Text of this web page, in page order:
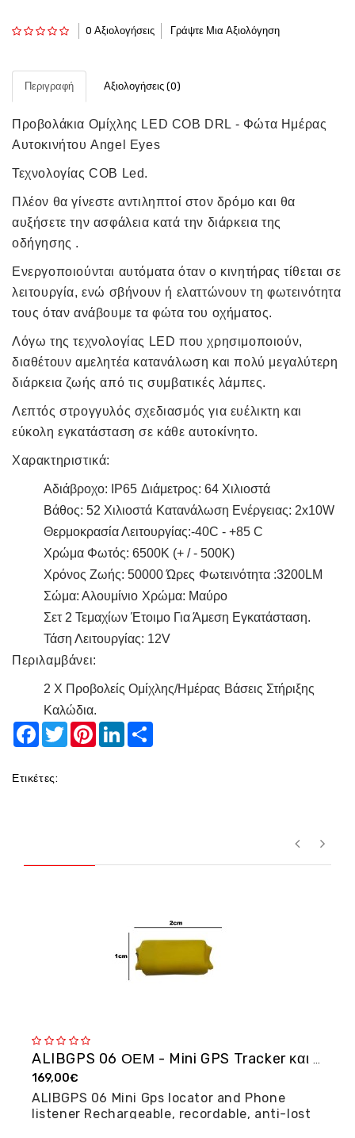
0 Αξιολογήσεις Γράψτε Μια Αξιολόγηση
Περιγραφή Αξιολογήσεις (0)
Προβολάκια Ομίχλης LED COB DRL - Φώτα Ημέρας
Αυτοκινήτου Angel Eyes
Τεχνολογίας COB Led.
Πλέον θα γίνεστε αντιληπτοί στον δρόμο και θα
αυξήσετε την ασφάλεια κατά την διάρκεια της
οδήγησης .
Ενεργοποιούνται αυτόματα όταν ο κινητήρας τίθεται σε
λειτουργία, ενώ σβήνουν ή ελαττώνουν τη φωτεινότητα
τους όταν ανάβουμε τα φώτα του οχήματος.
Λόγω της τεχνολογίας LED που χρησιμοποιούν,
διαθέτουν αμελητέα κατανάλωση και πολύ μεγαλύτερη
διάρκεια ζωής από τις συμβατικές λάμπες.
Λεπτός στρογγυλός σχεδιασμός για ευέλικτη και
εύκολη εγκατάσταση σε κάθε αυτοκίνητο.
Χαρακτηριστικά:
Αδιάβροχο: IP65 Διάμετρος: 64 Χιλιοστά
Βάθος: 52 Χιλιοστά Κατανάλωση Ενέργειας: 2x10W
Θερμοκρασία Λειτουργίας:-40C - +85 C
Χρώμα Φωτός: 6500K (+ / - 500K)
Χρόνος Ζωής: 50000 Ώρες Φωτεινότητα :3200LM
Σώμα: Αλουμίνιο Χρώμα: Μαύρο
Σετ 2 Τεμαχίων Έτοιμο Για Άμεση Εγκατάσταση.
Τάση Λειτουργίας: 12V
Περιλαμβάνει:
2 X Προβολείς Ομίχλης/ημέρας Βάσεις Στήριξης
Καλώδια.
Facebook
TwitterPinterestLinkedIn
Ετικέτες:
ALIBGPS 06 ΟΕΜ - Mini GPS Tracker και φω�...
169,00€
ALIBGPS 06 Mini Gps locator and Phone
listener Rechargeable, recordable, anti-lost